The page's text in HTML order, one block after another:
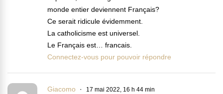
monde entier deviennent Français?
Ce serait ridicule évidemment.
La catholicisme est universel.
Le Français est… francais.
Connectez-vous pour pouvoir répondre
Giacomo 17 mai 2022, 16 h 44 min